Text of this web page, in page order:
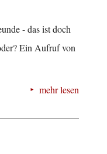
- das ist doch
Ein Aufruf von
mehr lesen